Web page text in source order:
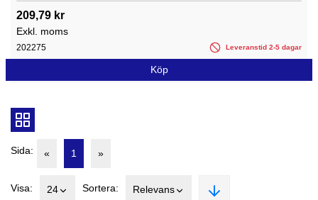
209,79 kr
Exkl. moms
202275 Leveranstid 2-5 dagar
Köp
Sida: « 1 »
Visa: 24 Sortera: Relevans